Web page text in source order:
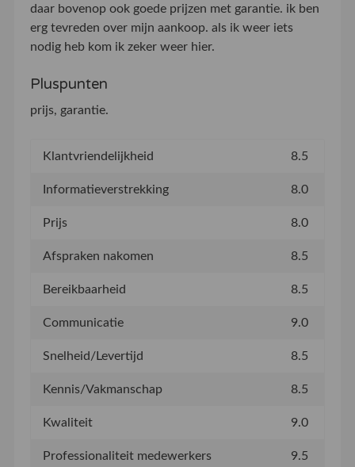
daar bovenop ook goede prijzen met garantie. ik ben
erg tevreden over mijn aankoop. als ik weer iets
nodig heb kom ik zeker weer hier.
Pluspunten
prijs, garantie.
Klantvriendelijkheid 8.5
Informatieverstrekking 8.0
Prijs 8.0
Afspraken nakomen 8.5
Bereikbaarheid 8.5
Communicatie 9.0
Snelheid/Levertijd 8.5
Kennis/Vakmanschap 8.5
Kwaliteit 9.0
Professionaliteit medewerkers 9.5